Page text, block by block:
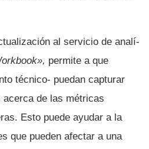
al servicio de analí­
permite a que
técnico- puedan capturar
de las métricas
Esto puede ayudar a la
que pueden afectar a una